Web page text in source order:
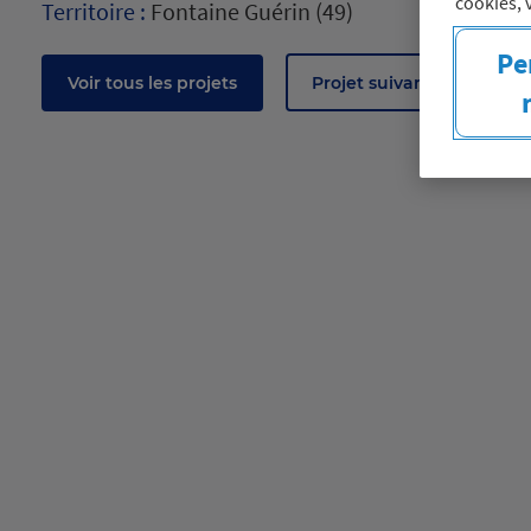
Territoire : Fontaine Guérin (49)
Voir tous les projets Projet suivant